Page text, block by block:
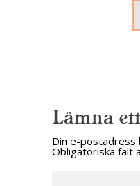
Lämna
Din e-postadress
Obligatoriska fält